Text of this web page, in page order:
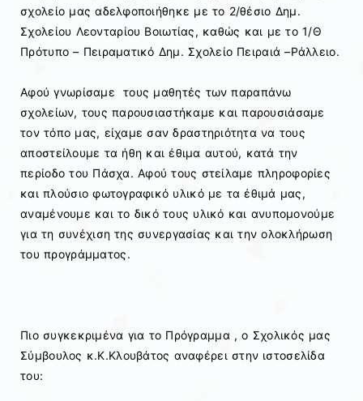
σχολείο μας αδελφοποιήθηκε με το 2/θέσιο Δημ.
Σχολείου Λεονταρίου Βοιωτίας, καθώς και με το 1/Θ
Πρότυπο – Πειραματικό Δημ. Σχολείο Πειραιά –Ράλλειο.
Αφού γνωρίσαμε τους μαθητές των παραπάνω
σχολείων, τους παρουσιαστήκαμε και παρουσιάσαμε
τον τόπο μας, είχαμε σαν δραστηριότητα να τους
αποστείλουμε τα ήθη και έθιμα αυτού, κατά την
περίοδο του Πάσχα. Αφού τους στείλαμε πληροφορίες
και πλούσιο φωτογραφικό υλικό με τα έθιμά μας,
αναμένουμε και το δικό τους υλικό και ανυπομονούμε
για τη συνέχιση της συνεργασίας και την ολοκλήρωση
του προγράμματος.
Πιο συγκεκριμένα για το Πρόγραμμα , ο Σχολικός μας
Σύμβουλος κ.Κ.Κλουβάτος αναφέρει στην ιστοσελίδα
του: